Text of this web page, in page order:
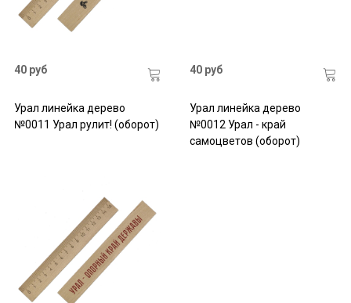
40 руб
Урал линейка дерево
№0011 Урал рулит! (оборот)
40 руб
Урал линейка дерево
№0012 Урал - край
самоцветов (оборот)